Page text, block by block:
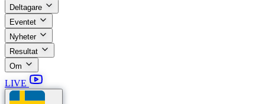
Deltagare
Eventet
Nyheter
Resultat
Om
LIVE